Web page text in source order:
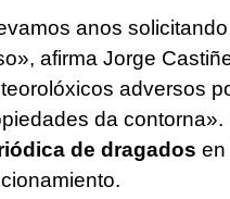
anos
afirma Jorge
adversos
da contorna».
de dragados en